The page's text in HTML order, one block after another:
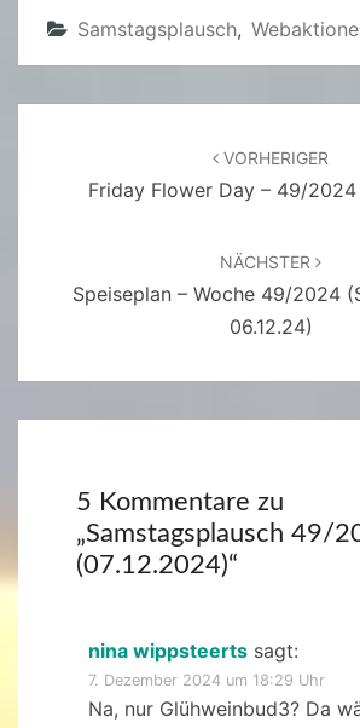
Samstagsplausch,
VORHERIGER
Friday Flower Day – 49/2024
NÄCHSTER
Speiseplan – Woche 49/2024
06.12.24)
5 Kommentare zu
„Samstagsplausch 49/
(07.12.2024)“
nina wippsteerts sagt:
7. Dezember 2024 um 18:29 Uhr
Na, nur Glühweinbud3? Da